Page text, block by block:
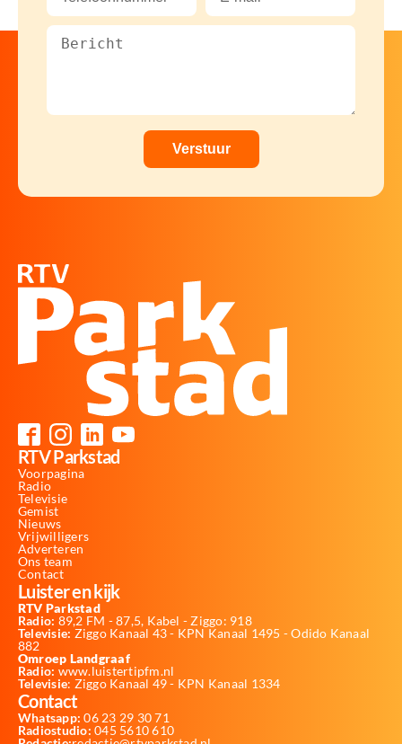
RTV Parkstad
Voorpagina
Radio
Televisie
Gemist
Nieuws
Vrijwilligers
Adverteren
Ons team
Contact
Luister en kijk
RTV Parkstad
Radio: 89,2 FM - 87,5, Kabel - Ziggo: 918
Televisie: Ziggo Kanaal 43 - KPN Kanaal 1495 - Odido Kanaal
882
Omroep Landgraaf
Radio: www.luistertipfm.nl
Televisie: Ziggo Kanaal 49 - KPN Kanaal 1334
Contact
Whatsapp: 06 23 29 30 71
Radiostudio: 045 5610 610